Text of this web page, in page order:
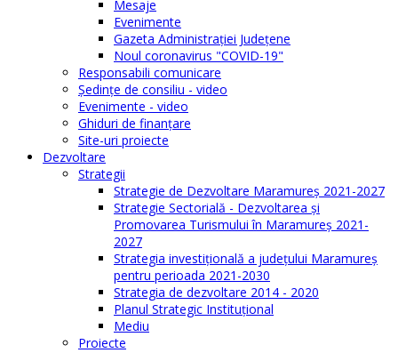
Mesaje
Evenimente
Gazeta Administraţiei Judeţene
Noul coronavirus "COVID-19"
Responsabili comunicare
Şedinţe de consiliu - video
Evenimente - video
Ghiduri de finanţare
Site-uri proiecte
Dezvoltare
Strategii
Strategie de Dezvoltare Maramureș 2021-2027
Strategie Sectorială - Dezvoltarea și
Promovarea Turismului în Maramureș 2021-
2027
Strategia investiţională a județului Maramureș
pentru perioada 2021-2030
Strategia de dezvoltare 2014 - 2020
Planul Strategic Instituţional
Mediu
Proiecte